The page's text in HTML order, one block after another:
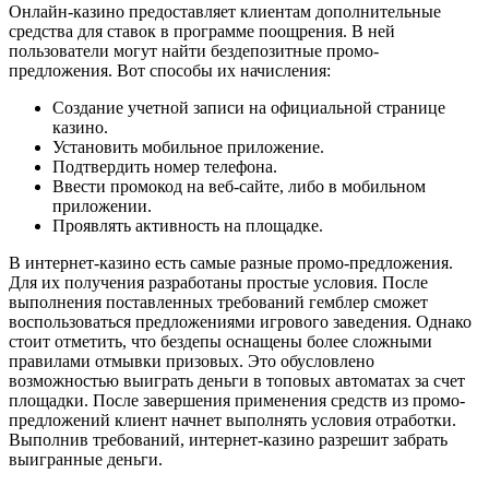
Онлайн-казино предоставляет клиентам дополнительные
средства для ставок в программе поощрения. В ней
пользователи могут найти бездепозитные промо-
предложения. Вот способы их начисления:
Создание учетной записи на официальной странице
казино.
Установить мобильное приложение.
Подтвердить номер телефона.
Ввести промокод на веб-сайте, либо в мобильном
приложении.
Проявлять активность на площадке.
В интернет-казино есть самые разные промо-предложения.
Для их получения разработаны простые условия. После
выполнения поставленных требований гемблер сможет
воспользоваться предложениями игрового заведения. Однако
стоит отметить, что бездепы оснащены более сложными
правилами отмывки призовых. Это обусловлено
возможностью выиграть деньги в топовых автоматах за счет
площадки. После завершения применения средств из промо-
предложений клиент начнет выполнять условия отработки.
Выполнив требований, интернет-казино разрешит забрать
выигранные деньги.